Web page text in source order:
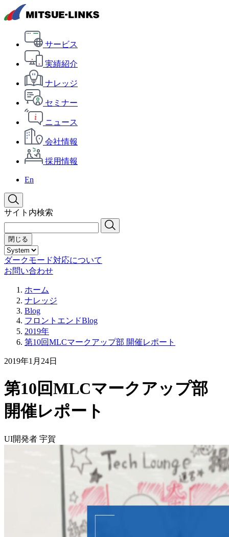
サービス
実績紹介
ナレッジ
セミナー
ニュース
会社情報
採用情報
En
サイト内検索
閉じる
ダークモード対応について
お問い合わせ
ホーム
ナレッジ
Blog
フロントエンドBlog
2019年
第10回MLCマークアップ部 開催レポート
2019年1月24日
第10回MLCマークアップ部
開催レポート
UI開発者 宇賀